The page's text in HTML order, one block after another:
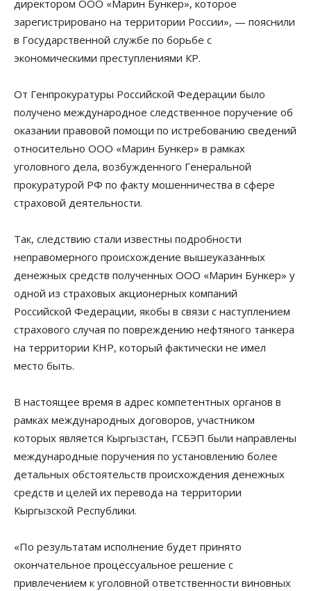
директором ООО «Марин Бункер», которое
зарегистрировано на территории России», — пояснили
в Государственной службе по борьбе с
экономическими преступлениями КР.
От Генпрокуратуры Российской Федерации было
получено международное следственное поручение об
оказании правовой помощи по истребованию сведений
относительно ООО «Марин Бункер» в рамках
уголовного дела, возбужденного Генеральной
прокуратурой РФ по факту мошенничества в сфере
страховой деятельности.
Так, следствию стали известны подробности
неправомерного происхождение вышеуказанных
денежных средств полученных ООО «Марин Бункер» у
одной из страховых акционерных компаний
Российской Федерации, якобы в связи с наступлением
страхового случая по повреждению нефтяного танкера
на территории КНР, который фактически не имел
место быть.
В настоящее время в адрес компетентных органов в
рамках международных договоров, участником
которых является Кыргызстан, ГСБЭП были направлены
международные поручения по установлению более
детальных обстоятельств происхождения денежных
средств и целей их перевода на территории
Кыргызской Республики.
«По результатам исполнение будет принято
окончательное процессуальное решение с
привлечением к уголовной ответственности виновных